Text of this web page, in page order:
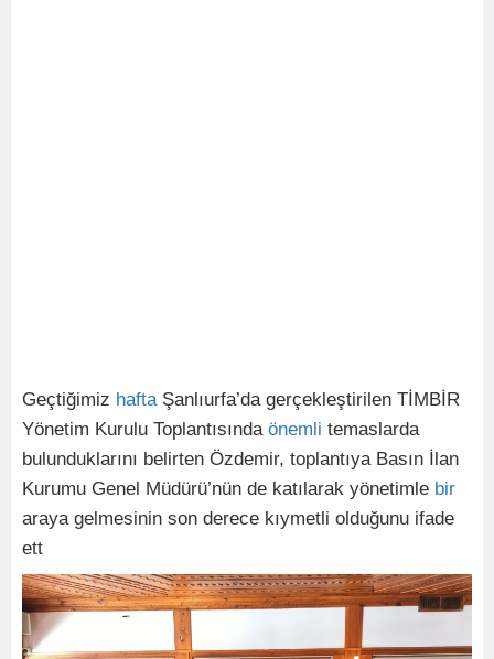
Geçtiğimiz haftaŞanlıurfa’da gerçekleştirilen TİMBİR
Yönetim Kurulu Toplantısında önemli temaslarda
bulunduklarını belirten Özdemir, toplantıya Basın İlan
Kurumu Genel Müdürü’nün de katılarak yönetimle bir
araya gelmesinin son derece kıymetli olduğunu ifade
ett